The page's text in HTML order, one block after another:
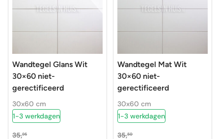
Wandtegel Glans Wit
30×60 niet-
gerectificeerd
30x60 cm
1-3 werkdagen
35,95
Wandtegel Mat Wit
30×60 niet-
gerectificeerd
30x60 cm
1-3 werkdagen
35,50